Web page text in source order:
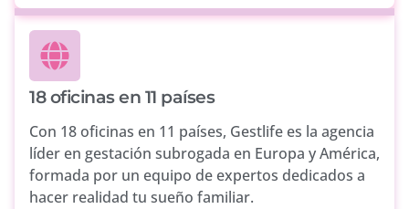
18 oficinas en 11 países
Con 18 oficinas en 11 países, Gestlife es la agencia
líder en gestación subrogada en Europa y América,
formada por un equipo de expertos dedicados a
hacer realidad tu sueño familiar.